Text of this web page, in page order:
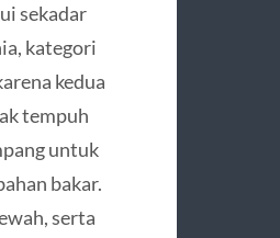
sekadar
kategori
kedua
tempuh
untuk
bakar.
serta